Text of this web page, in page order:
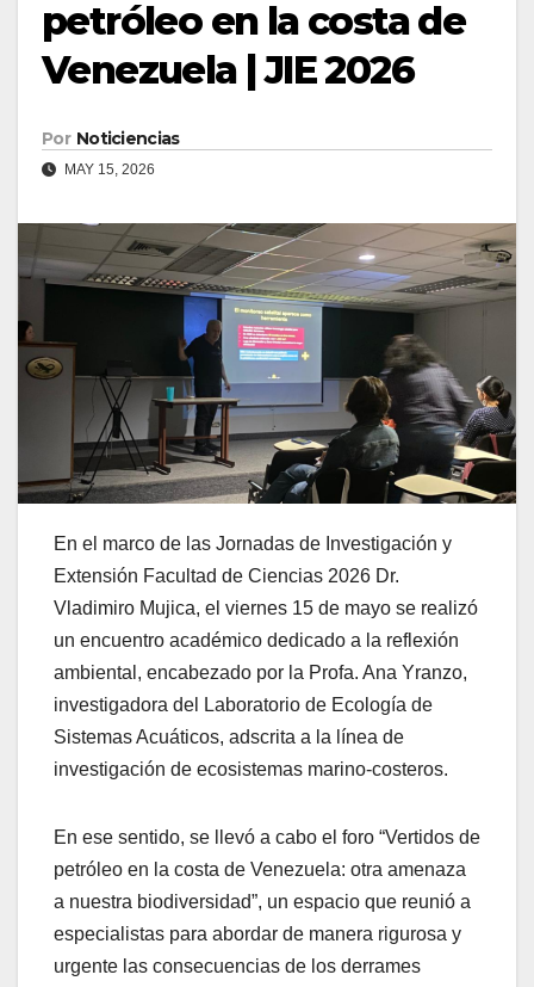
petróleo en la costa de
Venezuela | JIE 2026
Por Noticiencias
MAY 15, 2026
En el marco de las Jornadas de Investigación y
Extensión Facultad de Ciencias 2026 Dr.
Vladimiro Mujica, el viernes 15 de mayo se realizó
un encuentro académico dedicado a la reflexión
ambiental, encabezado por la Profa. Ana Yranzo,
investigadora del Laboratorio de Ecología de
Sistemas Acuáticos, adscrita a la línea de
investigación de ecosistemas marino-costeros.
En ese sentido, se llevó a cabo el foro “Vertidos de
petróleo en la costa de Venezuela: otra amenaza
a nuestra biodiversidad”, un espacio que reunió a
especialistas para abordar de manera rigurosa y
urgente las consecuencias de los derrames